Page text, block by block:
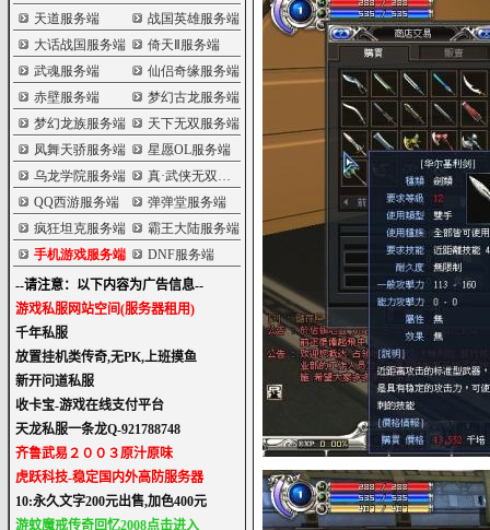
天道服务端
战国英雄服务端
大话战国服务端
倚天Ⅱ服务端
武魂服务端
仙侣奇缘服务端
赤壁服务端
梦幻古龙服务端
梦幻龙族服务端
天下无双服务端
凤舞天骄服务端
星愿OL服务端
乌龙学院服务端
真·武侠无双服务端
QQ西游服务端
弹弹堂服务端
疯狂坦克服务端
霸王大陆服务端
手机游戏服务端
DNF服务端